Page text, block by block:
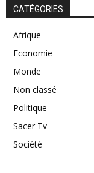
CATÉGORIES
Afrique
Economie
Monde
Non classé
Politique
Sacer Tv
Société